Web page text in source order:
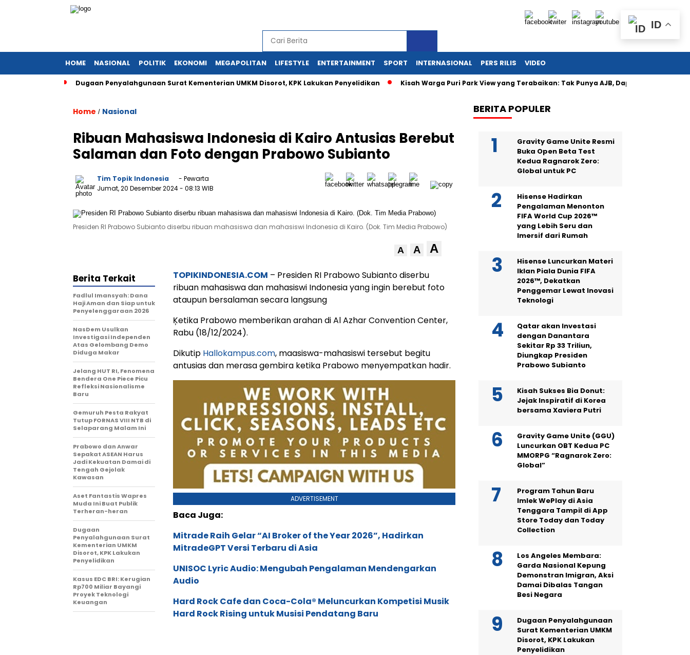
HOME NASIONAL POLITIK EKONOMI MEGAPOLITAN LIFESTYLE ENTERTAINMENT SPORT INTERNASIONAL PERS RILIS VIDEO
Dugaan Penyalahgunaan Surat Kementerian UMKM Disorot, KPK Lakukan Penyelidikan Kisah Warga Puri Park View yang Terabaikan: Tak Punya AJB, Dapat Lintah, Listrik
Home / Nasional
Ribuan Mahasiswa Indonesia di Kairo Antusias Berebut
Salaman dan Foto dengan Prabowo Subianto
Tim Topik Indonesia
- Pewarta
Jumat, 20 Desember 2024- 08:13 WIB
Presiden RI Prabowo Subianto diserbu ribuan mahasiswa dan mahasiswi Indonesia di Kairo. (Dok. Tim Media Prabowo)
A A A
TOPIKINDONESIA.COM – Presiden RI Prabowo Subianto diserbu
ribuan mahasiswa dan mahasiswi Indonesia yang ingin berebut foto
ataupun bersalaman secara langsung
Ķetika Prabowo memberikan arahan di Al Azhar Convention Center,
Rabu (18/12/2024).
Dikutip Hallokampus.com, maasiswa-mahasiswi tersebut begitu
antusias dan merasa gembira ketika Prabowo menyempatkan hadir.
ADVERTISEMENT
Baca Juga:
Mitrade Raih Gelar “AI Broker of the Year 2026”, Hadirkan
MitradeGPT Versi Terbaru di Asia
UNISOC Lyric Audio: Mengubah Pengalaman Mendengarkan
Audio
Hard Rock Cafe dan Coca-Cola® Meluncurkan Kompetisi Musik
Hard Rock Rising untuk Musisi Pendatang Baru
Berita Terkait
Fadlul Imansyah: Dana
Haji Aman dan Siap untuk
Penyelenggaraan 2026
NasDem Usulkan
Investigasi Independen
Atas Gelombang Demo
Diduga Makar
Jelang HUT RI, Fenomena
Bendera One Piece Picu
Refleksi Nasionalisme
Baru
Gemuruh Pesta Rakyat
Tutup FORNAS VIII NTB di
Selaparang Malam Ini
Prabowo dan Anwar
Sepakat ASEAN Harus
Jadi Kekuatan Damai di
Tengah Gejolak
Kawasan
Aset Fantastis Wapres
Muda Ini Buat Publik
Terheran-heran
Dugaan
Penyalahgunaan Surat
Kementerian UMKM
Disorot, KPK Lakukan
Penyelidikan
Kasus EDC BRI: Kerugian
Rp700 Miliar Bayangi
Proyek Teknologi
Keuangan
BERITA POPULER
Gravity Game Unite Resmi
Buka Open Beta Test
Kedua Ragnarok Zero:
Global untuk PC
Hisense Hadirkan
Pengalaman Menonton
FIFA World Cup 2026™
yang Lebih Seru dan
Imersif dari Rumah
Hisense Luncurkan Materi
Iklan Piala Dunia FIFA
2026™, Dekatkan
Penggemar Lewat Inovasi
Teknologi
Qatar akan Investasi
dengan Danantara
Sekitar Rp 33 Triliun,
Diungkap Presiden
Prabowo Subianto
Kisah Sukses Bia Donut:
Jejak Inspiratif di Korea
bersama Xaviera Putri
Gravity Game Unite (GGU)
Luncurkan OBT Kedua PC
MMORPG “Ragnarok Zero:
Global”
Program Tahun Baru
Imlek WePlay di Asia
Tenggara Tampil di App
Store Today dan Today
Collection
Los Angeles Membara:
Garda Nasional Kepung
Demonstran Imigran, Aksi
Damai Dibalas Tangan
Besi Negara
Dugaan Penyalahgunaan
Surat Kementerian UMKM
Disorot, KPK Lakukan
Penyelidikan
ID